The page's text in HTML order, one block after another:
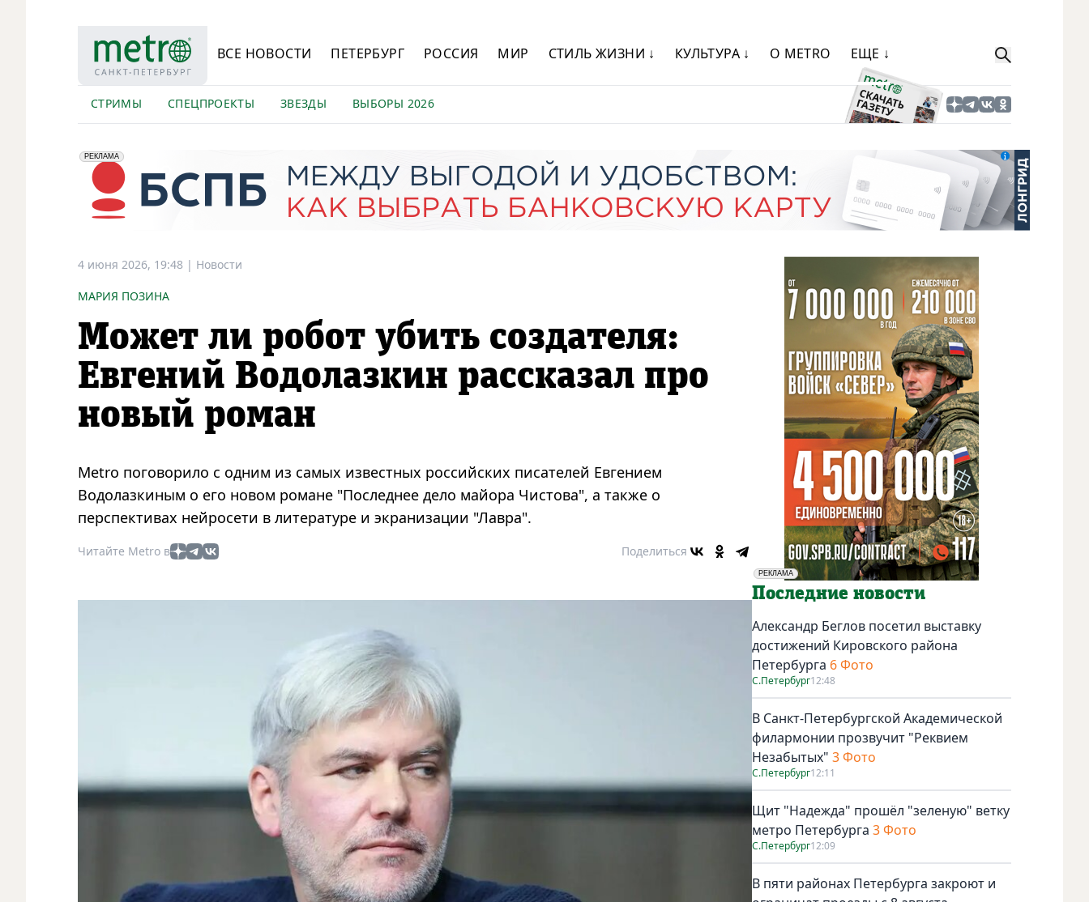
ВСЕ НОВОСТИ ПЕТЕРБУРГ РОССИЯ МИР СТИЛЬ ЖИЗНИ ↓ КУЛЬТУРА ↓ О METRO ЕЩЕ ↓
СТРИМЫ СПЕЦПРОЕКТЫ ЗВЕЗДЫ ВЫБОРЫ 2026
erid: 2VfnxyFybV5
РЕКЛАМА
ПАО "Банк "Санкт-Петербург", ИНН: 7831000027
4 июня 2026, 19:48 | Новости
МАРИЯ ПОЗИНА
Может ли робот убить создателя:
Евгений Водолазкин рассказал про
новый роман
Metro поговорило с одним из самых известных российских писателей Евгением
Водолазкиным о его новом романе "Последнее дело майора Чистова", а также о
перспективах нейросети в литературе и экранизации "Лавра".
Читайте Metro в Поделиться
РЕКЛАМА
Социальная реклама
Последние новости
Александр Беглов посетил выставку
достижений Кировского района
Петербурга 6 Фото
С.Петербург12:48
В Санкт-Петербургской Академической
филармонии прозвучит "Реквием
Незабытых" 3 Фото
С.Петербург12:11
Щит "Надежда" прошёл "зеленую" ветку
метро Петербурга 3 Фото
С.Петербург12:09
В пяти районах Петербурга закроют и